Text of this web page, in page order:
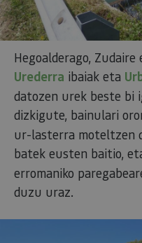
Hegoalderago,
Urederra ibaiak eta
datozen urek beste bi
dizkigute, bainulari
ur-lasterra moteltzen
batek eusten baitio,
erromaniko
duzu uraz.